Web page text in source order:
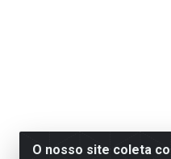
O nosso site coleta